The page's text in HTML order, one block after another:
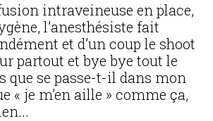
intraveineuse en place,
l’anesthésiste fait
et d’un coup le shoot
partout et bye bye tout le
que se passe-t-il dans mon
« je m’en aille » comme ça,